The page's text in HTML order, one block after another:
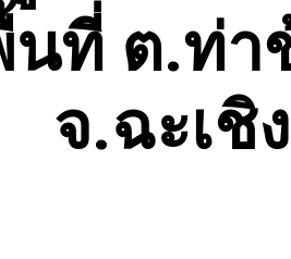
นที่ ต.ท่า
จ.ฉะเชิ